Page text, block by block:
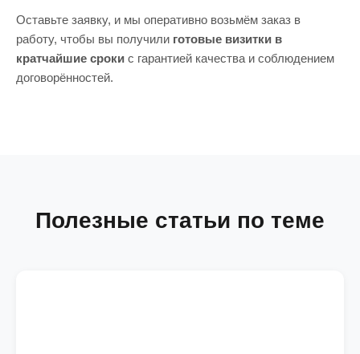
Оставьте заявку, и мы оперативно возьмём заказ в
работу, чтобы вы получили готовые визитки в
кратчайшие сроки с гарантией качества и соблюдением
договорённостей.
Полезные статьи по теме